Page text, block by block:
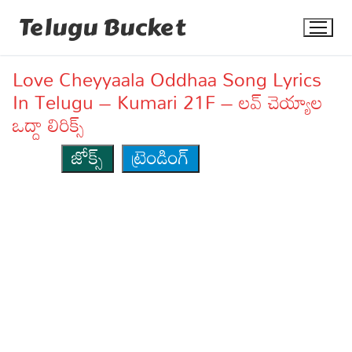
Telugu Bucket
Quotes
Love Cheyyaala Oddhaa Song Lyrics
In Telugu – Kumari 21F – లవ్ చెయ్యాల
ఒద్దా లిరిక్స్
జోక్స్
ట్రెండింగ్